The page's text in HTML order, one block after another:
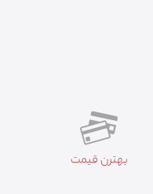
بهترن قیمت